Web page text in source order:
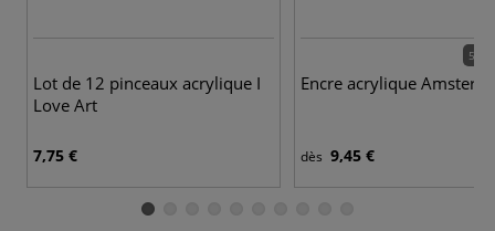
Lot de 12 pinceaux acrylique I
Love Art
7,75 €
56
Encre acrylique
dès 9,45 €